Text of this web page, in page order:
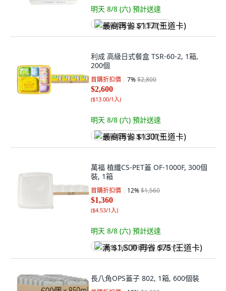
明天 8/8 (六) 預計送達
最高再省 $117 (王道卡)
利成 高級日式餐盒 TSR-60-2, 1箱,
200個
首購折扣價 7%$2,800
$2,600
($13.00/1入)
明天 8/8 (六) 預計送達
最高再省 $130 (王道卡)
萬福 植纖CS-PET蓋 OF-1000F, 300個
裝, 1箱
首購折扣價 12%$1,560
$1,360
($4.53/1入)
明天 8/8 (六) 預計送達
满 $1,500 再省 $75 (王道卡)
長八角OPS蓋子 802, 1箱, 600個裝